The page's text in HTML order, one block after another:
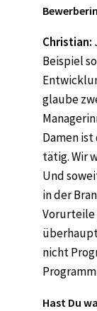
Christian:
Beispiel
glaube
Damen
tätig. Wir
Und
in der
Vorurteile
nicht
Hast Du